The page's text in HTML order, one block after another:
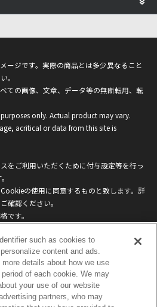
ージです。実際の商品とは多少異なること
。
ての画像、文章、データ等の無断転用、転
only. Actual product may vary.
acritical or data from this site is
をご利用いただくために付与設定等を行っ
の使用に同意するものと致します。詳
確認ください。
です。
Do Not Sell or Share My
Personal Information
ソーシャルメディアポリシー
such as cookies to
content and ads.
more details about how we use
of each cookie. We may
your use of our website
partners, who may